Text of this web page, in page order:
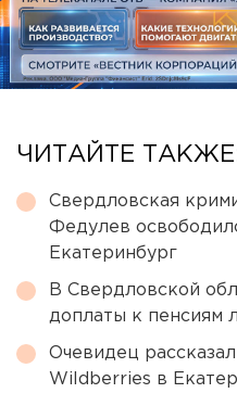
ЧИТАЙТЕ
Свердловская
Федулев
Екатеринбург
В Свердловской
доплаты к пенсиям
Очевидец
Wildberries в